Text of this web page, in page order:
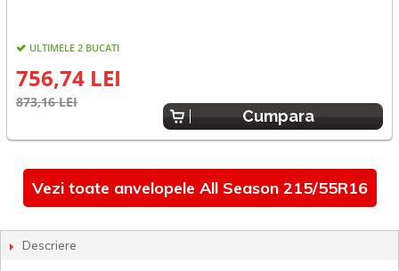
ULTIMELE 2 BUCATI
756,74 LEI
873,16 LEI
Cumpara
Vezi toate anvelopele All Season 215/55R16
Descriere